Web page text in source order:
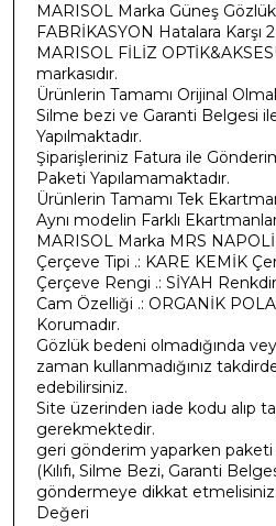
MARISOL Marka Güneş
FABRİKASYON Hatalara Karşı 2
MARISOL FİLİZ
markasıdır.
Ürünlerin Tamamı Orijinal
Silme bezi ve Garanti Belgesi
Yapılmaktadır.
Şiparişleriniz Fatura ile
Paketi Yapılamamaktadır.
Ürünlerin Tamamı Tek
Aynı modelin Farklı
MARISOL Marka MRS
Çerçeve Tipi .: KARE KEMİK
Çerçeve Rengi .: SİYAH
Cam Özelliği .: ORGANİK
Korumadır.
Gözlük bedeni olmadığında
zaman kullanmadığınız
edebilirsiniz.
Site üzerinden iade kodu alıp
gerekmektedir.
geri gönderim yaparken
(Kılıfı, Silme Bezi, Garanti
göndermeye dikkat
Değeri